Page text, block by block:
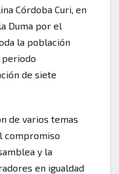
Córdoba Curi, en
Duma por el
la población
periodo
de siete
de varios temas
compromiso
y la
en igualdad